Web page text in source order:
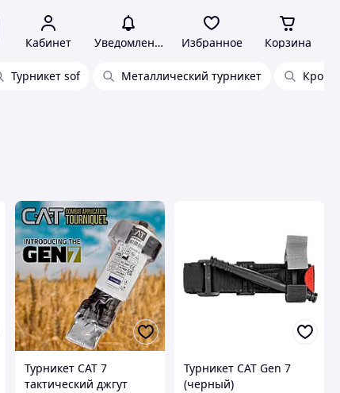
Кабинет Уведомления Избранное Корзина
Турникет sof Металлический турникет
Турникет CAT 7
тактический джгут
Турникет CAT Gen 7
(черный)